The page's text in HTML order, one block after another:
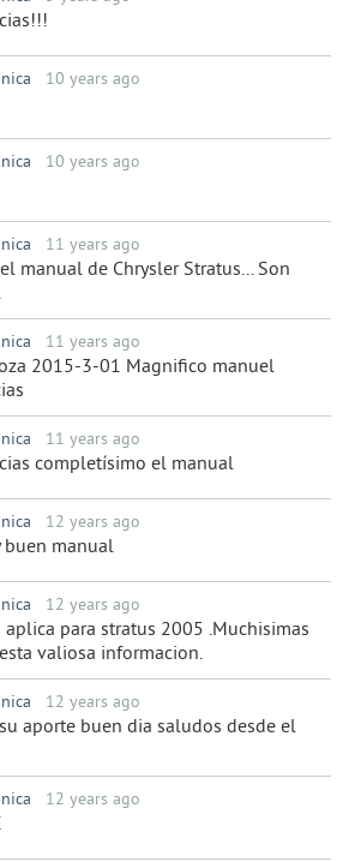
10 years ago
10 years ago
11 years ago
manual de Chrysler Stratus... Son
11 years ago
2015-3-01 Magnifico manuel
11 years ago
completísimo el manual
12 years ago
buen manual
12 years ago
para stratus 2005 .Muchisimas
valiosa informacion.
12 years ago
aporte buen dia saludos desde el
12 years ago